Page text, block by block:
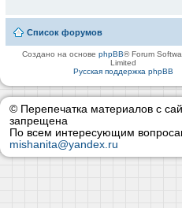
Список форумов
Создано на основеphpBB® Forum
Limited
Русская поддержка phpBB
© Перепечатка материалов с
запрещена
По всем интересующим
mishanita@yandex.ru